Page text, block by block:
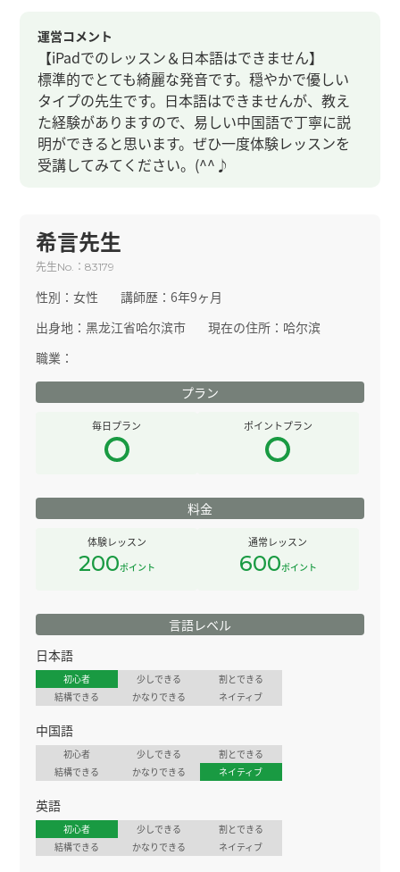
運営コメント
【iPadでのレッスン＆日本語はできません】
標準的でとても綺麗な発音です。穏やかで優しい
タイプの先生です。日本語はできませんが、教え
た経験がありますので、易しい中国語で丁寧に説
明ができると思います。ぜひ一度体験レッスンを
受講してみてください。(^^♪
希言先生
先生No. ：83179
性別：女性 講師歴：6年9ヶ月
出身地：黑龙江省哈尔滨市 現在の住所： 哈尔滨
職業：
プラン
毎日プラン ポイントプラン
料金
体験レッスン
200ポイント
通常レッスン
600ポイント
言語レベル
日本語
初心者 少しできる
割とできる
結構できる
かなりできる ネイティブ
中国語
初心者 少しできる
割とできる
結構できる
かなりできる ネイティブ
英語
初心者 少しできる
割とできる
結構できる
かなりできる ネイティブ